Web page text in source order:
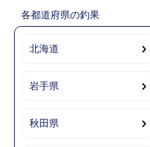
各都道府県の釣果
北海道
岩手県
秋田県